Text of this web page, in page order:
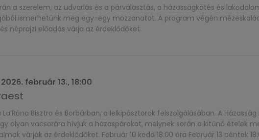
a szerelem, az udvarlás és a párválasztás, a házasságkötés és
ismerhetünk meg egy-egy mozzanatot. A program végén
néprajzi előadás várja az érdeklődőket.
2026. február 13., 18:00
Bisztro és Borbárban, a lelkipásztorok felszolgálásában. A Házasság
olyan vacsorára hívjuk a házaspárokat, melynek során a kitűnő ételek
várják az érdeklődőket. Február 10 kedd 18:00 óra Február 13 péntek